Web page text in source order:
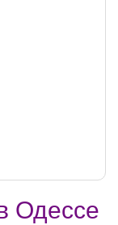
Одессе